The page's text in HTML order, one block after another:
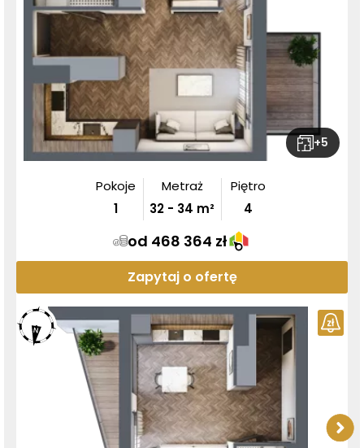
+5
Pokoje
1
Metraż
32 - 34 m²
Piętro
4
od 468 364 zł
Zapytaj o ofertę